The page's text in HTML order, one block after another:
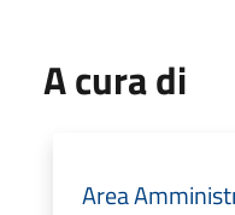
A cura di
Area